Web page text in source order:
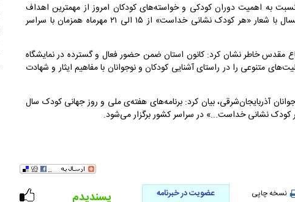
به اهمیت دوران کودکی و خواسته‌های کودکان امروز از مهمترین اهداف
برنامه های هفته ملی کودک است که امسال با شعار «‌‌هر کودک نشانی خداست‌» از ۱۵ الی ۲۱ مهرماه همزمان با سراسر
مقدس خاطر نشان کرد: کانون استان ضمن حضور فعال و گسترده در نمایشگاه
متنوعی را در راستای آشنایی کودکان و نوجوانان با مفاهیم ایثار و شهادت
آذربایجان‌شرقی، بیان کرد: برنامه‌های هفته‌ی ملی و روز جهانی کودک سال‌
نسخه چاپی عضویت در خبرنامه پسندیدم